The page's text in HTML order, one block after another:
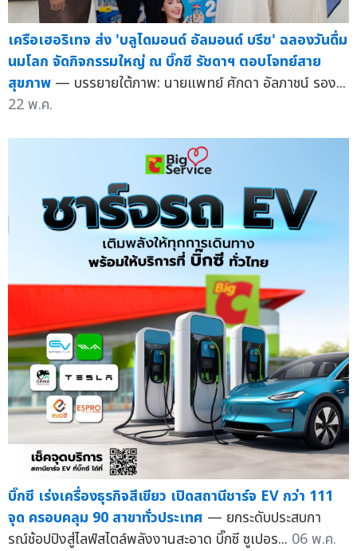
เครือเฮอริเทจ ส่ง 'บลูไดมอนด์ อัลมอนด์ บรีซ' ฉลองวันดื่ม
นมโลก จัดกิจกรรมใหญ่ ณ บิ๊กซี รัชดาฯ ตอบโจทย์สาย
สุขภาพ — บรรยายใต้ภาพ: นายแพทย์ ศักดา อัลภาชน์ รอง...
22 พ.ค.
บิ๊กซี เร่งเครื่องธุรกิจสีเขียว เปิดสถานีชาร์จ EV กว่า 111
จุด ครอบคลุม 90 สาขาทั่วประเทศ — ยกระดับประสบกา
รณ์ช้อปปิงสู่ไลฟ์สไตล์พลังงานสะอาด บิ๊กซี ซูเปอร... 06 พ.ค.